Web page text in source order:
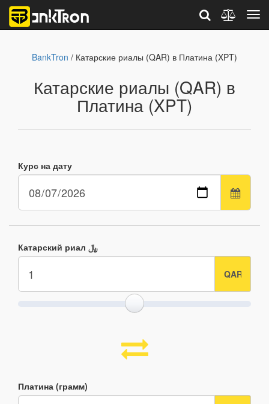
BankTron / Катарские риалы (QAR) в Платина (XPT)
Катарские риалы (QAR) в
Платина (XPT)
Курс на дату
Катарский риал ﷼
Платина (грамм)